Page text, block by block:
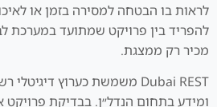
לראות בו הבטחה למסירה בזמן או
להפריד בין פרויקט שמתועד במערכת
מכיר רק ממצגת.
ומידע בתחום הנדל״ן. בבדיקת